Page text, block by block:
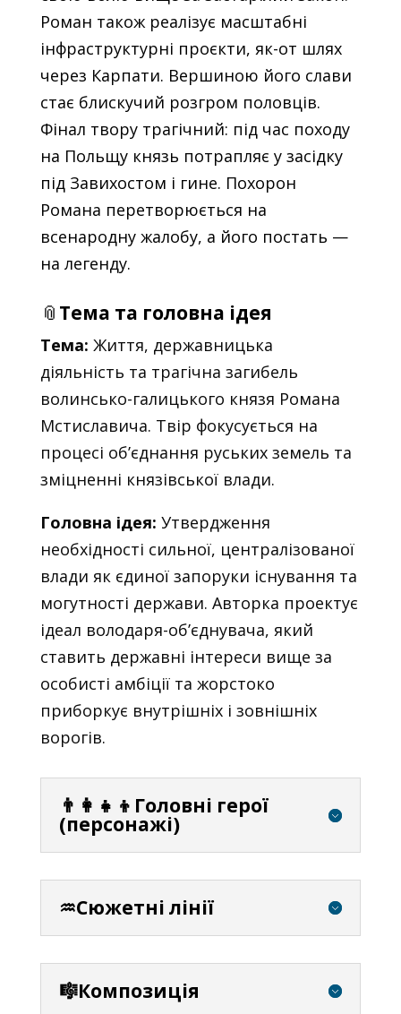
Роман також реалізує масштабні
інфраструктурні проєкти, як-от шлях
через Карпати. Вершиною його слави
стає блискучий розгром половців.
Фінал твору трагічний: під час походу
на Польщу князь потрапляє у засідку
під Завихостом і гине. Похорон
Романа перетворюється на
всенародну жалобу, а його постать —
на легенду.
📎 Тема та головна ідея
Тема: Життя, державницька
діяльність та трагічна загибель
волинсько-галицького князя Романа
Мстиславича. Твір фокусується на
процесі об’єднання руських земель та
зміцненні князівської влади.
Головна ідея: Утвердження
необхідності сильної, централізованої
влади як єдиної запоруки існування та
могутності держави. Авторка проектує
ідеал володаря-об’єднувача, який
ставить державні інтереси вище за
особисті амбіції та жорстоко
приборкує внутрішніх і зовнішніх
ворогів.
👨‍👩‍👧‍👦Головні герої
(персонажі)
♒Сюжетні лінії
🎼Композиція